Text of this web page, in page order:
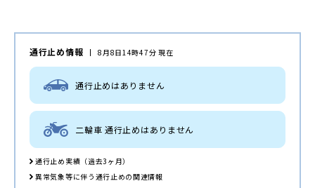
通行止め情報 8月8日14時47分 現在
通行止めはありません
二輪車 通行止めはありません
通行止め実績（過去3ヶ月）
異常気象等に伴う通行止めの関連情報